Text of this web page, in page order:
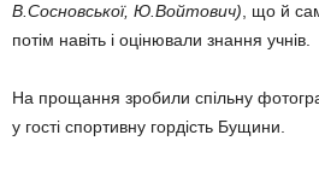
В.Сосновської, Ю.Войто­вич) , що й
потім навіть і оціню­вали знання учнів.
На прощання зробили спіль­ну
у гості спортивну гор­дість Бущини.